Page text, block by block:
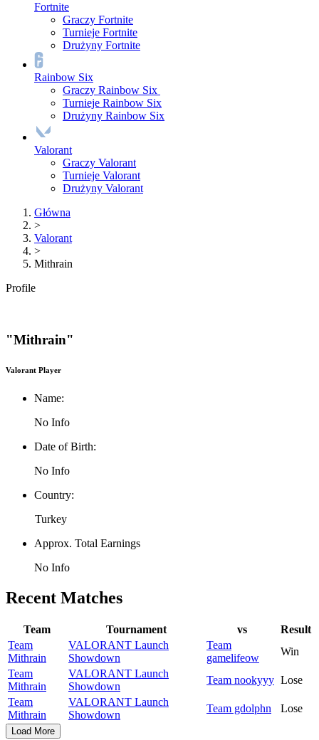
Fortnite
Graczy Fortnite
Turnieje Fortnite
Drużyny Fortnite
Rainbow Six
Graczy Rainbow Six
Turnieje Rainbow Six
Drużyny Rainbow Six
Valorant
Graczy Valorant
Turnieje Valorant
Drużyny Valorant
Główna
>
Valorant
>
Mithrain
Profile
"Mithrain"
Valorant Player
Name:
No Info
Date of Birth:
No Info
Country:
Turkey
Approx. Total Earnings
No Info
Recent Matches
Team Tournament vs
Result
Team
Mithrain
VALORANT Launch
Showdown
Team
gamelifeow
Win
Team
Mithrain
VALORANT Launch
Showdown
Team nookyyy Lose
Team
Mithrain
VALORANT Launch
Showdown
Team gdolphn Lose
Load More